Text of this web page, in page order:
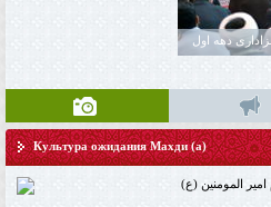
Культура ожидания Махди (а)